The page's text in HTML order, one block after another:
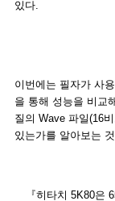
있다.
이번에는 필자가 사
을 통해 성능을 비교
질의 Wave 파일(16
있는가를 알아보는
『히타치 5K80은